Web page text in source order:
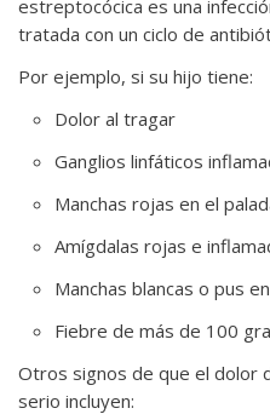
estreptocócica es una
tratada con un ciclo de
Por ejemplo, si su hijo tiene:
Dolor al tragar
Ganglios linfáticos
Manchas rojas en el
Amígdalas rojas e
Manchas blancas o pus
Fiebre de más de 100
Otros signos de que el dolor
serio incluyen: